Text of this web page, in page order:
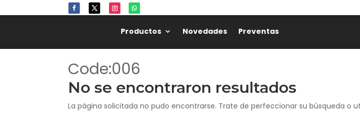
Productos Novedades Preventas
Code:006
No se encontraron resultados
La página solicitada no pudo encontrarse. Trate de perfeccionar su búsqueda o